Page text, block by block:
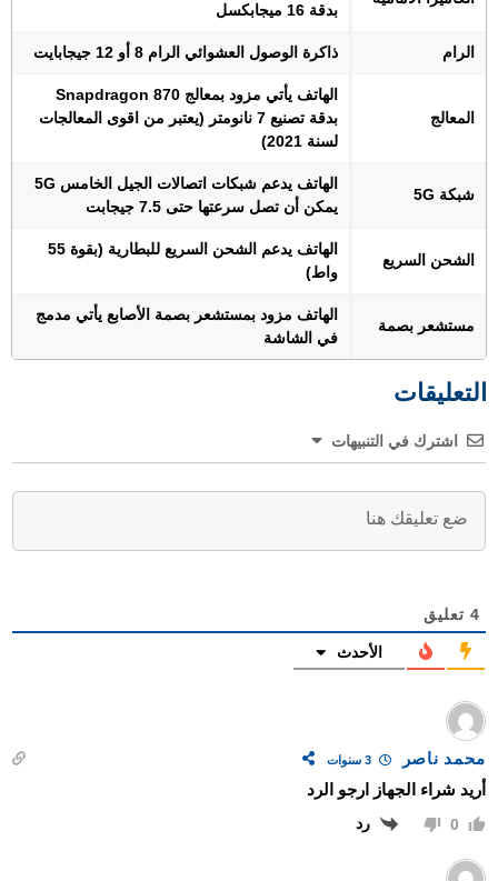
بدقة 16 ميجابكسل
الرام ذاكرة الوصول العشوائي الرام 8 أو 12 جيجابايت
المعالج
الهاتف يأتي مزود بمعالج Snapdragon 870
بدقة تصنيع 7 نانومتر (يعتبر من اقوى المعالجات
لسنة 2021)
شبكة 5G
الهاتف يدعم شبكات اتصالات الجيل الخامس 5G
يمكن أن تصل سرعتها حتى 7.5 جيجابت
الشحن السريع
الهاتف يدعم الشحن السريع للبطارية (بقوة 55
واط)
مستشعر بصمة
الهاتف مزود بمستشعر بصمة الأصابع يأتي مدمج
في الشاشة
التعليقات
اشترك في التنبيهات
4 تعليق
الأحدث
محمد ناصر 3 سنوات
أريد شراء الجهاز ارجو الرد
0 رد